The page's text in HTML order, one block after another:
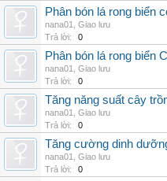
Phân bón lá rong biển
nana01
Giao lưu
Trả lời:
0
Phân bón lá rong biển
nana01
Giao lưu
Trả lời:
0
Tăng năng suất cây
nana01
Giao lưu
Trả lời:
0
Tăng cường dinh
nana01
Giao lưu
Trả lời:
0